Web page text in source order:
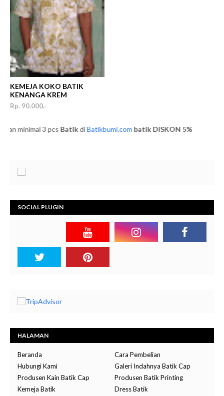
KEMEJA KOKO BATIK
KENANGA KREM
Rp. 90.000,-
3 pcsBatikdiBatikbumi.combatikDISKON 5%
SOCIAL PLUGIN
HALAMAN
Beranda
Cara Pembelian
Hubungi Kami
Galeri Indahnya Batik Cap
Produsen Kain Batik Cap
Produsen Batik Printing
Kemeja Batik
Dress Batik